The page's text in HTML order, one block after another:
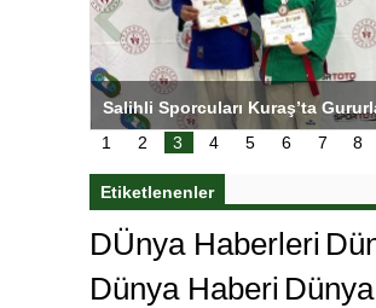
Salihli Sporcuları Kuraş’ta
1 2 3 4 5 6 7 8
Etiketlenenler
DÜnya Haberleri
Dünya Haberi